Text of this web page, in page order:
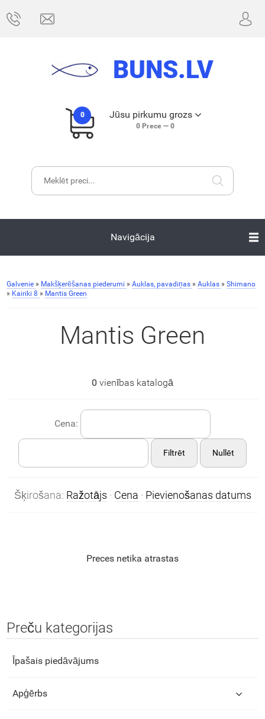
BUNS.LV
0 Jūsu pirkumu grozs
0Prece — 0
Navigācija
Galvenie » Makšķerēšanas piederumi » Auklas, pavadiņas » Auklas » Shimano
» Kairiki 8 » Mantis Green
Mantis Green
0 vienības katalogā
Cena:
Filtrēt Nullēt
Šķirošana: Ražotājs · Cena · Pievienošanas datums
Preces netika atrastas
Preču kategorijas
Īpašais piedāvājums
Apģērbs